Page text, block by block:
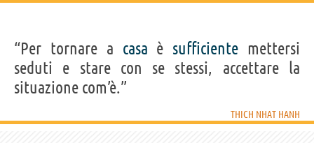
“Per tornare a casa è sufficiente mettersi
seduti e stare con se stessi, accettare la
situazione com’è.”
THICH NHAT HANH